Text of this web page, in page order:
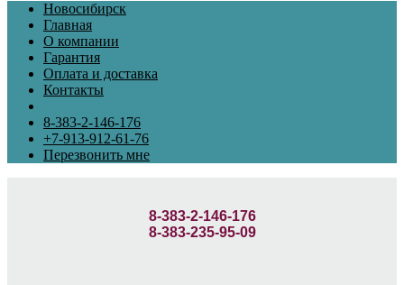
Новосибирск
Главная
О компании
Гарантия
Оплата и доставка
Контакты
8-383-2-146-176
+7-913-912-61-76
Перезвонить мне
8-383-2-146-176
8-383-235-95-09